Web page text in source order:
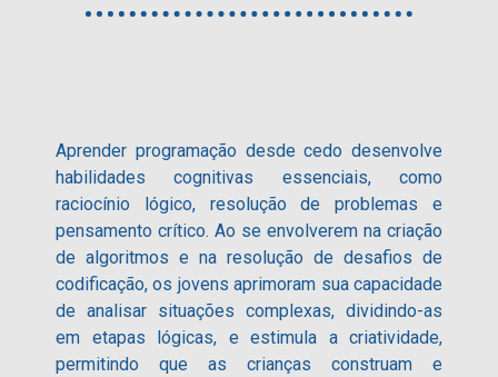
Aprender programação desde cedo desenvolve
habilidades cognitivas essenciais, como
raciocínio lógico, resolução de problemas e
pensamento crítico. Ao se envolverem na criação
de algoritmos e na resolução de desafios de
codificação, os jovens aprimoram sua capacidade
de analisar situações complexas, dividindo-as
em etapas lógicas, e estimula a criatividade,
permitindo que as crianças construam e